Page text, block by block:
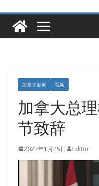
加拿大新闻 视频
加拿大总
节致辞
2022年1月25日 Editor